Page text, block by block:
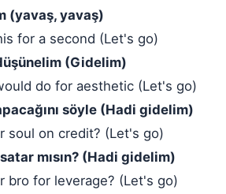
(yavaş, yavaş)
for a second (Let's go)
(Gidelim)
do for aesthetic (Let's go)
söyle (Hadi gidelim)
soul on credit? (Let's go)
mısın? (Hadi gidelim)
bro for leverage? (Let's go)